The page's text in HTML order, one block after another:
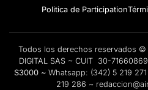
Politica de Participation
Todos los derechos reservados ©
DIGITAL SAS ~ CUIT 30-
S3000 ~ Whatsapp: (342) 5 219 271
219 286 ~